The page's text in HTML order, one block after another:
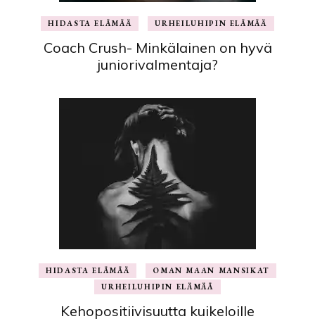
HIDASTA ELÄMÄÄ URHEILUHIPIN ELÄMÄÄ
Coach Crush- Minkälainen on hyvä
juniorivalmentaja?
HIDASTA ELÄMÄÄ
OMAN MAAN MANSIKAT
URHEILUHIPIN ELÄMÄÄ
Kehopositiivisuutta kuikeloille